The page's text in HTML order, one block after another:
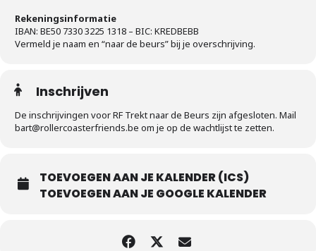
Rekeningsinformatie
IBAN: BE50 7330 3225 1318 – BIC: KREDBEBB
Vermeld je naam en “naar de beurs” bij je overschrijving.
Inschrijven
De inschrijvingen voor RF Trekt naar de Beurs zijn afgesloten. Mail
bart@rollercoasterfriends.be om je op de wachtlijst te zetten.
TOEVOEGEN AAN JE KALENDER (ICS)
TOEVOEGEN AAN JE GOOGLE KALENDER